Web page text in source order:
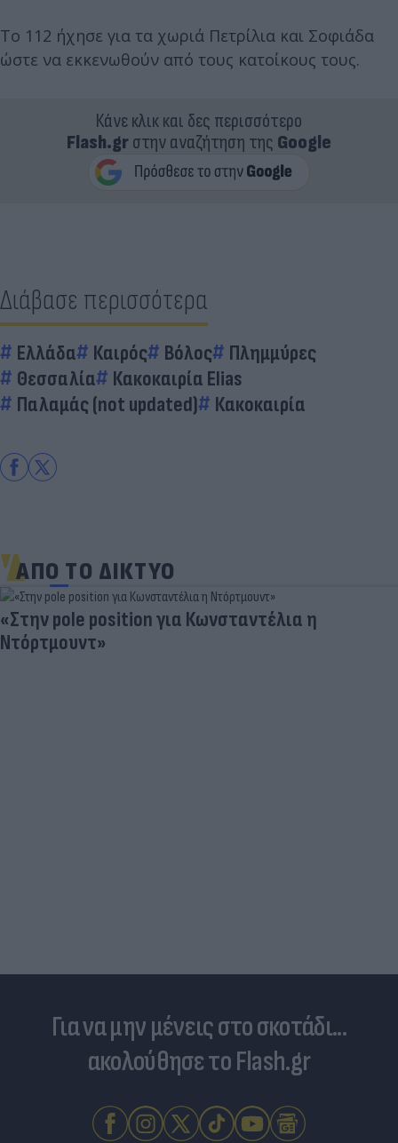
Το 112 ήχησε για τα χωριά Πετρίλια και Σοφιάδα
ώστε να εκκενωθούν από τους κατοίκους τους.
Κάνε κλικ και δες περισσότερο
Flash.grστην αναζήτηση της Google
Διάβασε περισσότερα
Ελλάδα Καιρός Βόλος
Πλημμύρες
Θεσσαλία
Κακοκαιρία Elias
Παλαμάς (not updated)
Κακοκαιρία
ΑΠΟ ΤΟ ΔΙΚΤΥΟ
«Στην pole position για Κωνσταντέλια η
Ντόρτμουντ»
Για να μην μένεις στο σκοτάδι...
ακολούθησε το Flash.gr